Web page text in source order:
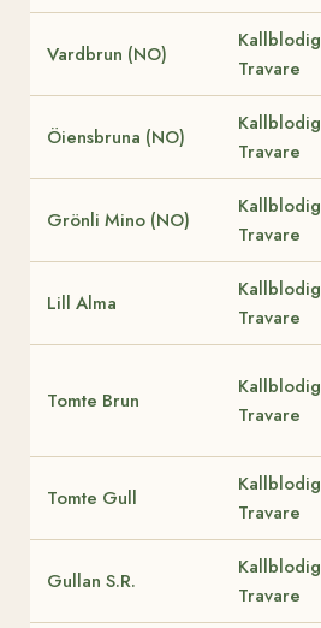
Vardbrun (NO)
Kallblodig
Travare
Öiensbruna (NO)
Kallblodig
Travare
Grönli Mino (NO)
Kallblodig
Travare
Lill Alma
Kallblodig
Travare
Tomte Brun
Kallblodig
Travare
Tomte Gull
Kallblodig
Travare
Gullan S.R.
Kallblodig
Travare